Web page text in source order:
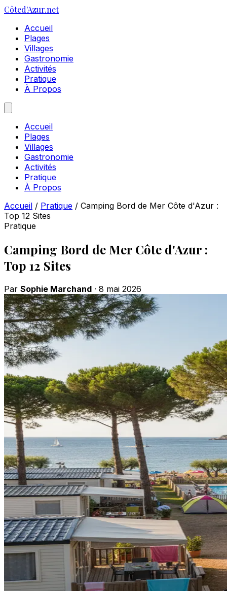
Côted'Azur.net
Accueil
Plages
Villages
Gastronomie
Activités
Pratique
À Propos
Accueil
Plages
Villages
Gastronomie
Activités
Pratique
À Propos
Accueil / Pratique / Camping Bord de Mer Côte d'Azur :
Top 12 Sites
Pratique
Camping Bord de Mer Côte d'Azur :
Top 12 Sites
Par Sophie Marchand · 8 mai 2026